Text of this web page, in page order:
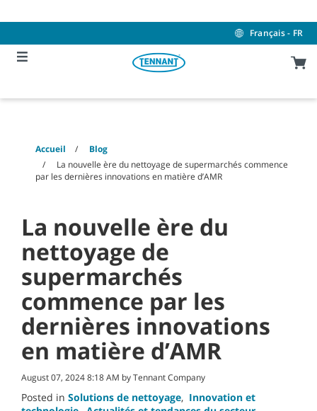
to
to
menu
Français - FR
Accueil
Blog
La nouvelle ère du nettoyage de supermarchés commence
par les dernières innovations en matière d’AMR
La nouvelle ère du
nettoyage de
supermarchés
commence par les
dernières innovations
en matière d’AMR
August 07, 2024 8:18 AM by Tennant Company
Posted in Solutions de nettoyage, Innovation et